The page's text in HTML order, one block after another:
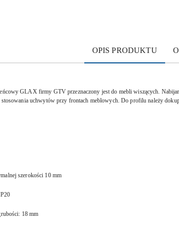
OPIS PRODUKTU
GLAX firmy GTV przeznaczony jest do mebli wiszących.
uchwytów przy frontach meblowych. Do profilu należy
szerokości 10 mm
18 mm